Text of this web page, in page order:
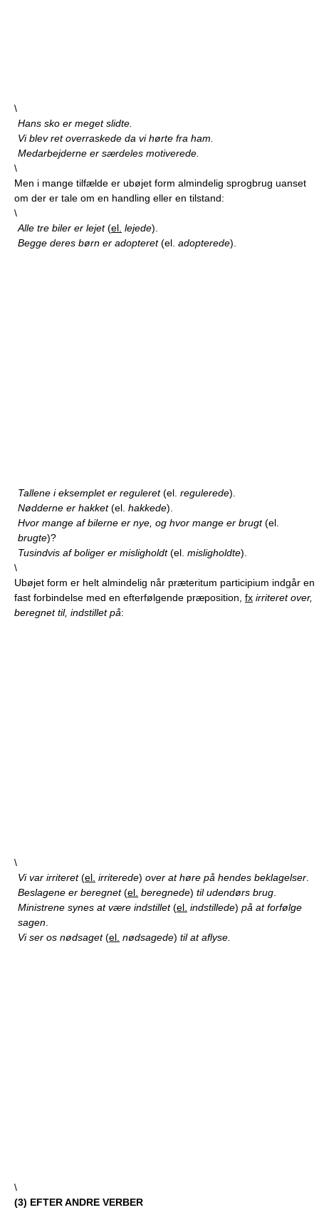
\
Hans sko er meget slidte.
Vi blev ret overraskede da vi hørte fra ham.
Medarbejderne er særdeles motiverede.
\
Men i mange tilfælde er ubøjet form almindelig sprogbrug uanset
om der er tale om en handling eller en tilstand:
\
Alle tre biler er lejet(el. lejede).
Begge deres børn er adopteret(el. adopterede).
Tallene i eksemplet er reguleret(el. regulerede).
Nødderne er hakket(el. hakkede).
Hvor mange af bilerne er nye, og hvor mange er brugt(el.
brugte)?
Tusindvis af boliger er misligholdt(el. misligholdte).
\
Ubøjet form er helt almindelig når præteritum participium indgår en
fast forbindelse med en efterfølgende præposition, fx irriteret over,
beregnet til, indstillet på:
\
Vi var irriteret(el. irriterede) over at høre på hendes beklagelser
Beslagene er beregnet(el. beregnede) til udendørs brug
Ministrene synes at være indstillet(el. indstillede) på at forfølge
sagen
Vi ser os nødsaget(el. nødsagede) til at aflyse.
\
(3) EFTER ANDRE VERBER